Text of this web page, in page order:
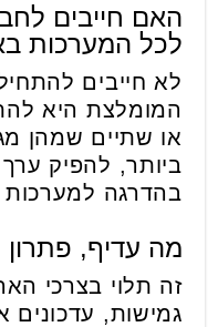
לכל המערכות
לא חייבים
המומלצת היא
או שתיים שמהן
ביותר, להפיק
בהדרגה למערכות
מה עדיף, פתרון BI בענן או מקומי?
זה תלוי בצרכי
גמישות, עדכונים